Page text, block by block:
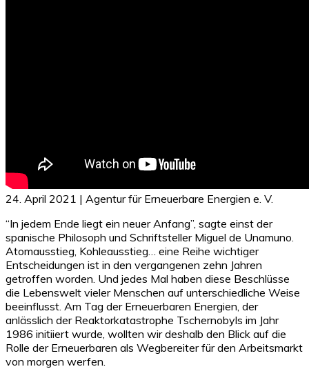
24. April 2021 | Agentur für Erneuerbare Energien e. V.
“In jedem Ende liegt ein neuer Anfang”, sagte einst der
spanische Philosoph und Schriftsteller Miguel de Unamuno.
Atomausstieg, Kohleausstieg… eine Reihe wichtiger
Entscheidungen ist in den vergangenen zehn Jahren
getroffen worden. Und jedes Mal haben diese Beschlüsse
die Lebenswelt vieler Menschen auf unterschiedliche Weise
beeinflusst. Am Tag der Erneuerbaren Energien, der
anlässlich der Reaktorkatastrophe Tschernobyls im Jahr
1986 initiiert wurde, wollten wir deshalb den Blick auf die
Rolle der Erneuerbaren als Wegbereiter für den Arbeitsmarkt
von morgen werfen.